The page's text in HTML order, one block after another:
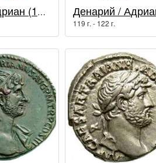
Аурей / Адриан (117 - 138 гг.)
119 г. - 122 г.